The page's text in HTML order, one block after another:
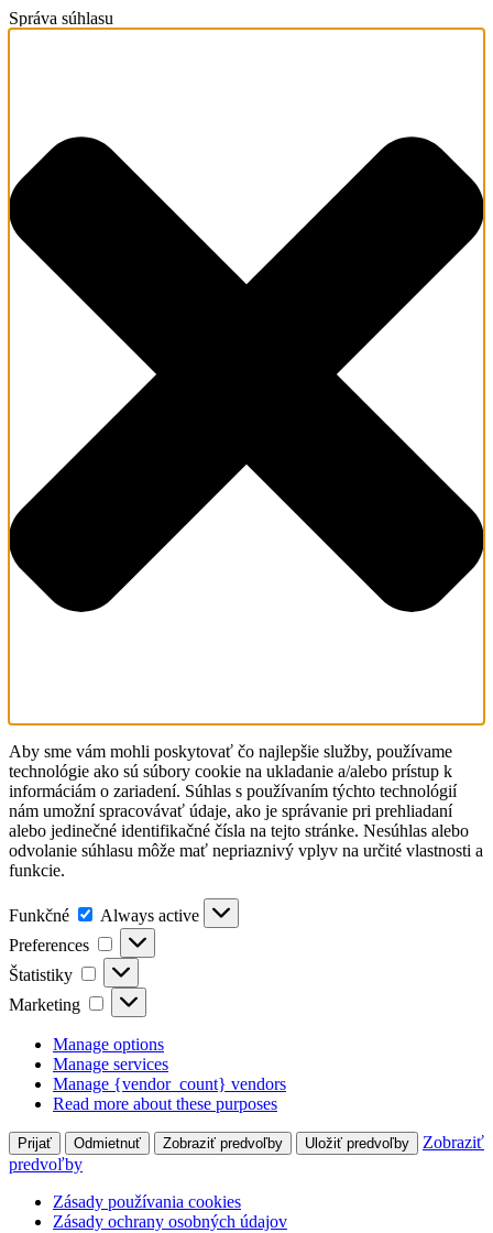
Správa súhlasu
Aby sme vám mohli poskytovať čo najlepšie služby, používame
technológie ako sú súbory cookie na ukladanie a/alebo prístup k
informáciám o zariadení. Súhlas s používaním týchto technológií
nám umožní spracovávať údaje, ako je správanie pri prehliadaní
alebo jedinečné identifikačné čísla na tejto stránke. Nesúhlas alebo
odvolanie súhlasu môže mať nepriaznivý vplyv na určité vlastnosti a
funkcie.
Funkčné Funkčné
Always active
Preferences
Preferences
Štatistiky Štatistiky
Marketing Marketing
Manage options
Manage services
Manage {vendor_count} vendors
Read more about these purposes
Prijať Odmietnuť Zobraziť predvoľby Uložiť predvoľby
Zobraziť
predvoľby
Zásady používania cookies
Zásady ochrany osobných údajov